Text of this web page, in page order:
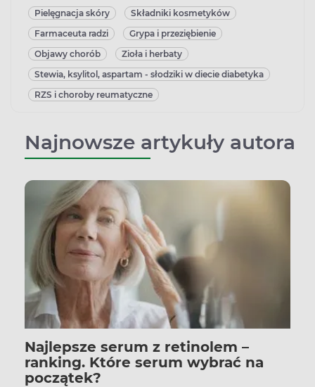
Pielęgnacja skóry
Składniki kosmetyków
Farmaceuta radzi
Grypa i przeziębienie
Objawy chorób
Zioła i herbaty
Stewia, ksylitol, aspartam - słodziki w diecie diabetyka
RZS i choroby reumatyczne
Najnowsze artykuły autora
Najlepsze serum z retinolem –
ranking. Które serum wybrać na
początek?